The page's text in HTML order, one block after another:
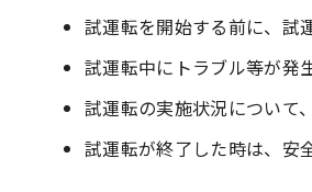
試運転を開始する前に、試
試運転中にトラブル等が発
試運転の実施状況について
試運転が終了した時は、安